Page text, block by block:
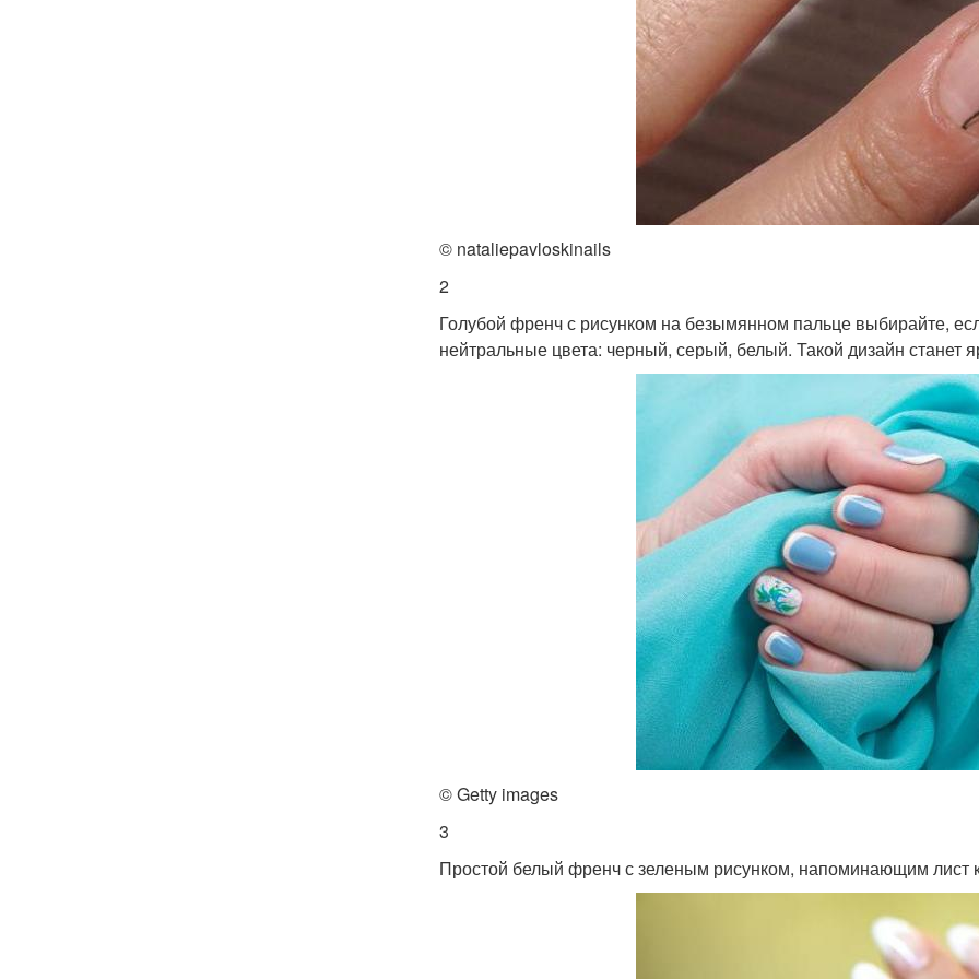
© nataliepavloskinails
2
Голубой френч с рисунком на безымянном пальце выбирайте,
нейтральные цвета: черный, серый, белый. Такой дизайн станет
© Getty images
3
Простой белый френч с зеленым рисунком, напоминающим лист